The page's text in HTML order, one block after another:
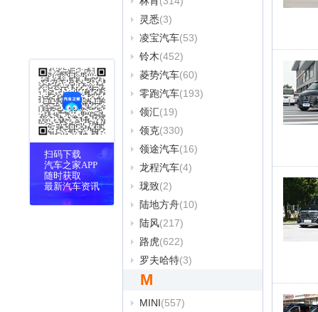
灵悉(3)
凌宝汽车(53)
铃木(452)
菱势汽车(60)
零跑汽车(193)
领汇(19)
领克(330)
领途汽车(16)
龙程汽车(4)
珑致(2)
陆地方舟(10)
陆风(217)
路虎(622)
罗夫哈特(3)
M
MINI(557)
扫码下载
汽车之家APP
随时获取
最新汽车资讯